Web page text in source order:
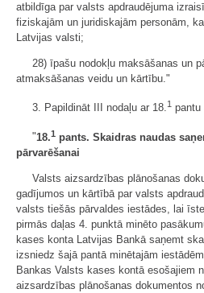
atbildīga par valsts apdraudējuma
fiziskajām un juridiskajām personām,
Latvijas valsti;
28) īpašu nodokļu maksāšanas un
atmaksāšanas veidu un kārtību."
3. Papildināt III nodaļu ar 18.1 pantu
"18.1 pants. Skaidras naudas
pārvarēšanai
Valsts aizsardzības plānošanas
gadījumos un kārtībā par valsts
valsts tiešās pārvaldes iestādes, lai
pirmās daļas 4. punktā minēto
kases konta Latvijas Bankā saņemt
izsniedz šajā pantā minētajām
Bankas Valsts kases kontā esošajiem
aizsardzības plānošanas dokumentos